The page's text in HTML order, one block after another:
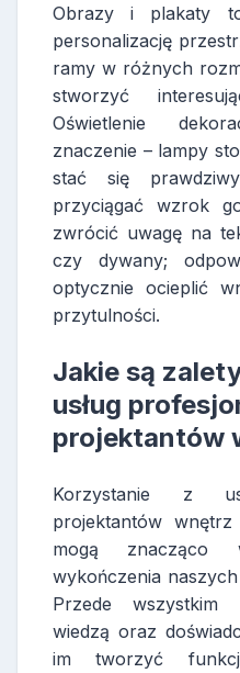
Obrazy i plakaty
personalizację
ramy w różnych
stworzyć
Oświetlenie
znaczenie – lampy
stać się
przyciągać wzrok
zwrócić uwagę na
czy dywany;
optycznie ocieplić
przytulności.
Jakie są
usług
projektantów
Korzystanie z
projektantów
mogą znacząco
wykończenia
Przede wszystkim
wiedzą oraz
im tworzyć